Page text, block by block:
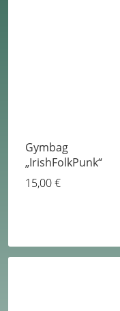
Gymbag
„IrishFolkPunk“
15,00€